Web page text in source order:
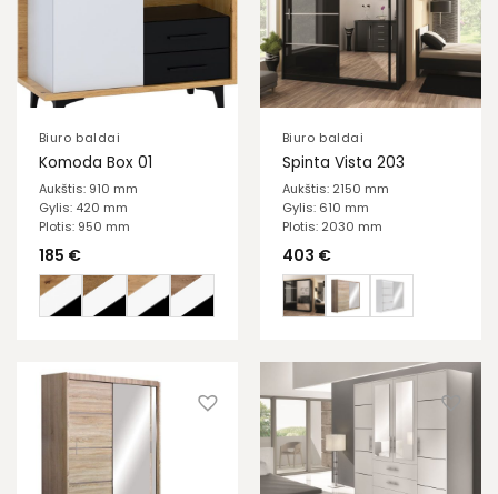
Biuro baldai
Komoda Box 01
Aukštis: 910 mm
Gylis: 420 mm
Plotis: 950 mm
185 €
Biuro baldai
Spinta Vista 203
Aukštis: 2150 mm
Gylis: 610 mm
Plotis: 2030 mm
403 €